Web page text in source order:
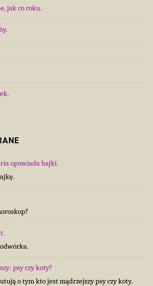
jak co roku.
opowiada bajki.
psy czy koty?
o tym kto jest mądrzejszy psy czy koty.